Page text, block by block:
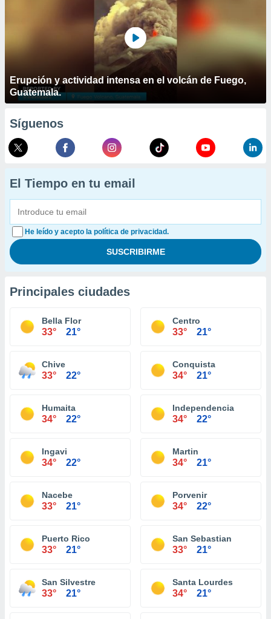
Erupción y actividad intensa en el volcán de Fuego,
Guatemala.
Síguenos
El Tiempo en tu email
He leído y acepto la política de privacidad.
Principales ciudades
Bella Flor
33° 21°
Centro
33° 21°
Chive
33° 22°
Conquista
34° 21°
Humaita
34° 22°
Independencia
34° 22°
Ingavi
34° 22°
Martin
34° 21°
Nacebe
33° 21°
Porvenir
34° 22°
Puerto Rico
33° 21°
San Sebastian
33° 21°
San Silvestre
33° 21°
Santa Lourdes
34° 21°